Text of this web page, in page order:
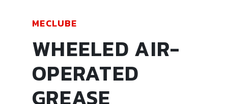
MECLUBE
WHEELED AIR-
OPERATED
GREASE